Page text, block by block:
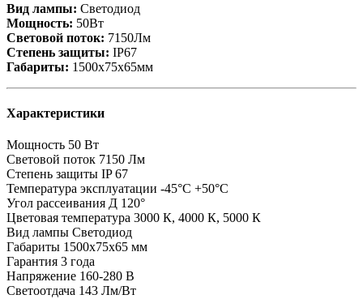
Вид лампы: Светодиод
Мощность: 50Вт
Световой поток: 7150Лм
Степень защиты: IP67
Габариты: 1500х75х65мм
Характеристики
Мощность 50 Вт
Световой поток 7150 Лм
Степень защиты IP 67
Температура эксплуатации -45°C +50°C
Угол рассеивания Д 120°
Цветовая температура 3000 К, 4000 К, 5000 К
Вид лампы Светодиод
Габариты 1500х75х65 мм
Гарантия 3 года
Напряжение 160-280 В
Светоотдача 143 Лм/Вт